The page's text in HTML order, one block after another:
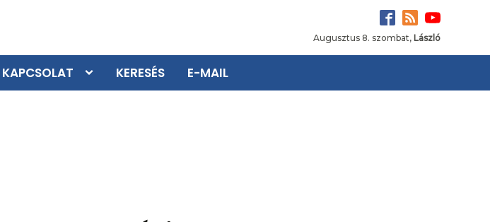
Augusztus 8. szombat, László
KAPCSOLAT KERESÉS E-MAIL